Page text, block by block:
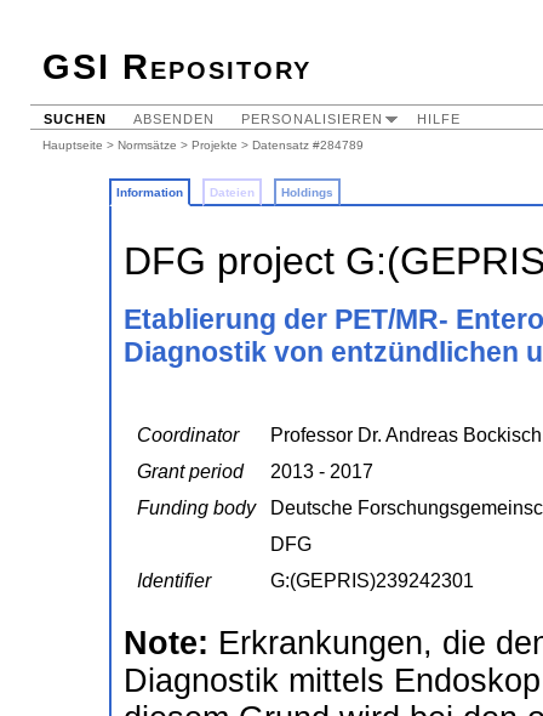
GSI Repository
SUCHEN ABSENDEN PERSONALISIEREN HILFE
Hauptseite > Normsätze > Projekte > Datensatz #284789
Information Dateien Holdings
DFG project
Etablierung der PET/MR-
Diagnostik von entzündlichen
Coordinator
Professor Dr. Andreas
Grant period
2013 - 2017
Funding body
Deutsche
DFG
Identifier
G:(GEPRIS)239242301
Note: Erkrankungen, die
Diagnostik mittels